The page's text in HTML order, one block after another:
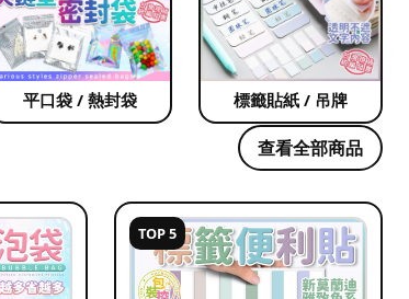
平口袋 / 熱封袋 標籤貼紙 / 吊牌
查看全部商品
TOP 5